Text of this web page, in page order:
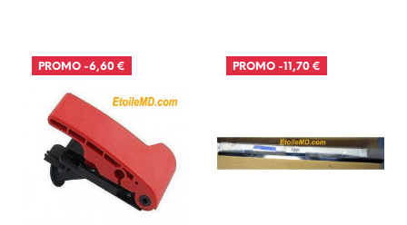
PROMO -6,60 € PROMO -11,70 €